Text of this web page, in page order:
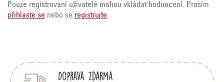
Pouze registrovaní uživatelé mohou vkládat hodnocení. Prosím
přihlaste se nebo se registrujte.
Doprava zdarma